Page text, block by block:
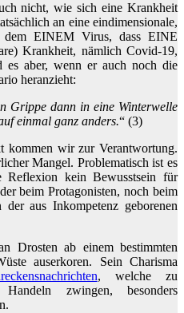
nicht, wie sich eine Krankheit
an eine eindimensionale,
EINEM Virus, dass EINE
Krankheit, nämlich Covid-19,
aber, wenn er auch noch die
heranzieht:
Grippe dann in eine Winterwelle
einmal ganz anders.“ (3)
kommen wir zur Verantwortung.
Mangel. Problematisch ist es
Reflexion kein Bewusstsein für
beim Protagonisten, noch beim
der aus Inkompetenz geborenen
Drosten ab einem bestimmten
auserkoren. Sein Charisma
, welche zu
Handeln zwingen, besonders